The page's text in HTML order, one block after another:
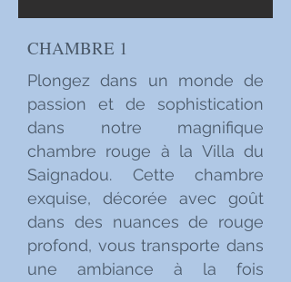
CHAMBRE 1
Plongez dans un monde de
passion et de sophistication
dans notre magnifique
chambre rouge à la Villa du
Saignadou. Cette chambre
exquise, décorée avec goût
dans des nuances de rouge
profond, vous transporte dans
une ambiance à la fois